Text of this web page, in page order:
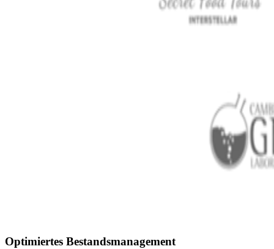
Optimiertes Bestandsmanagement